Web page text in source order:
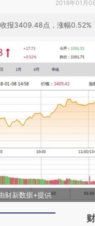
2018年01月
报3409.48点，涨幅0.52%
财新数据+提供
请务